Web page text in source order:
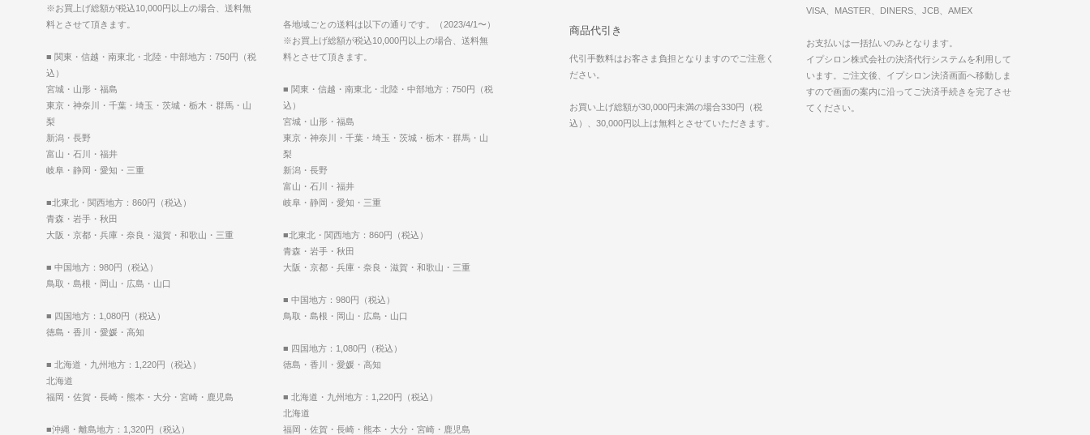
※お買上げ総額が税込10,000円以上の場合、送料無
料とさせて頂きます。
■ 関東・信越・南東北・北陸・中部地方：750円（税
込）
宮城・山形・福島
東京・神奈川・千葉・埼玉・茨城・栃木・群馬・山
梨
新潟・長野
富山・石川・福井
岐阜・静岡・愛知・三重
■北東北・関西地方：860円（税込）
青森・岩手・秋田
大阪・京都・兵庫・奈良・滋賀・和歌山・三重
■ 中国地方：980円（税込）
鳥取・島根・岡山・広島・山口
■ 四国地方：1,080円（税込）
徳島・香川・愛媛・高知
■ 北海道・九州地方：1,220円（税込）
北海道
福岡・佐賀・長崎・熊本・大分・宮崎・鹿児島
■沖縄・離島地方：1,320円（税込）
各地域ごとの送料は以下の通りです。（2023/4/1〜）
※お買上げ総額が税込10,000円以上の場合、送料無
料とさせて頂きます。
■ 関東・信越・南東北・北陸・中部地方：750円（税
込）
宮城・山形・福島
東京・神奈川・千葉・埼玉・茨城・栃木・群馬・山
梨
新潟・長野
富山・石川・福井
岐阜・静岡・愛知・三重
■北東北・関西地方：860円（税込）
青森・岩手・秋田
大阪・京都・兵庫・奈良・滋賀・和歌山・三重
■ 中国地方：980円（税込）
鳥取・島根・岡山・広島・山口
■ 四国地方：1,080円（税込）
徳島・香川・愛媛・高知
■ 北海道・九州地方：1,220円（税込）
北海道
福岡・佐賀・長崎・熊本・大分・宮崎・鹿児島
VISA、MASTER、DINERS、JCB、AMEX
お支払いは一括払いのみとなります。
イプシロン株式会社の決済代行システムを利用して
います。ご注文後、イプシロン決済画面へ移動しま
すので画面の案内に沿ってご決済手続きを完了させ
てください。
商品代引き
代引手数料はお客さま負担となりますのでご注意く
ださい。
お買い上げ総額が30,000円未満の場合330円（税
込）、30,000円以上は無料とさせていただきます。